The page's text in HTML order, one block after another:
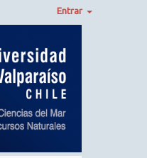
Entrar